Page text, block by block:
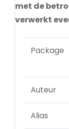
met de
verwerkt
Package
Auteur
Alias